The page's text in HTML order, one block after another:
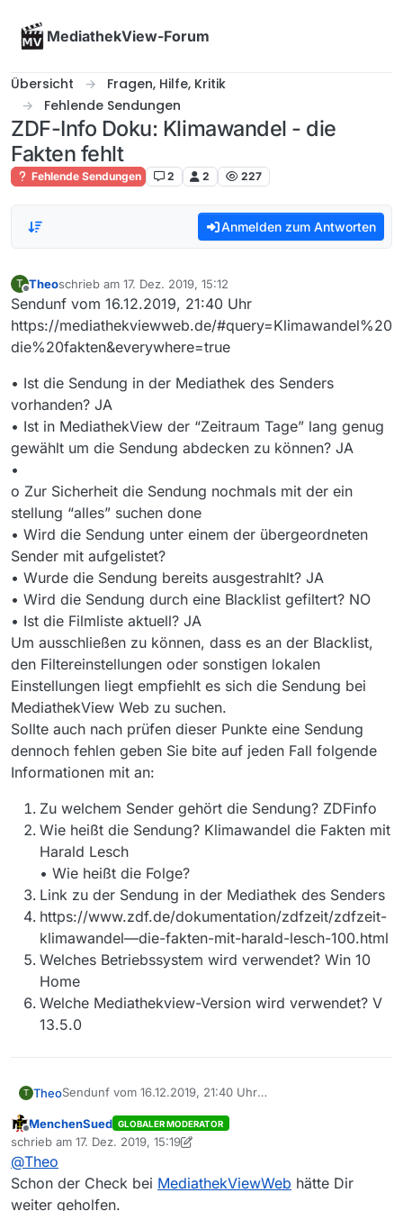
MediathekView-Forum
Übersicht
Fragen, Hilfe, Kritik
Fehlende Sendungen
ZDF-Info Doku: Klimawandel - die
Fakten fehlt
Fehlende Sendungen 2 2 227
Anmelden zum Antworten
T
Offline
Theoschrieb am 17. Dez. 2019, 15:12
zuletzt editiert von
Sendunf vom 16.12.2019, 21:40 Uhr
https://mediathekviewweb.de/#query=Klimawandel%20
die%20fakten&everywhere=true
• Ist die Sendung in der Mediathek des Senders
vorhanden? JA
• Ist in MediathekView der “Zeitraum Tage” lang genug
gewählt um die Sendung abdecken zu können? JA
•
o Zur Sicherheit die Sendung nochmals mit der ein
stellung “alles” suchen done
• Wird die Sendung unter einem der übergeordneten
Sender mit aufgelistet?
• Wurde die Sendung bereits ausgestrahlt? JA
• Wird die Sendung durch eine Blacklist gefiltert? NO
• Ist die Filmliste aktuell? JA
Um ausschließen zu können, dass es an der Blacklist,
den Filtereinstellungen oder sonstigen lokalen
Einstellungen liegt empfiehlt es sich die Sendung bei
MediathekView Web zu suchen.
Sollte auch nach prüfen dieser Punkte eine Sendung
dennoch fehlen geben Sie bite auf jeden Fall folgende
Informationen mit an:
Zu welchem Sender gehört die Sendung? ZDFinfo
Wie heißt die Sendung? Klimawandel die Fakten mit
Harald Lesch
• Wie heißt die Folge?
Link zu der Sendung in der Mediathek des Senders
https://www.zdf.de/dokumentation/zdfzeit/zdfzeit-
klimawandel—die-fakten-mit-harald-lesch-100.html
Welches Betriebssystem wird verwendet? Win 10
Home
Welche Mediathekview-Version wird verwendet? V
13.5.0
T TheoSendunf vom 16.12.2019, 21:40 Uhr
ie%20fakten&everywhere=true
• Ist die Sendung in der Mediathek des Senders
vorhanden? JA
gewählt um die Sendung abdecken zu können? JA
Wie heißt die Sendung? Klimawandel die Fakten mit
Harald Lesch
Offline
MenchenSued GLOBALER MODERATOR
schrieb am 17. Dez. 2019, 15:19
zuletzt editiert von MenchenSued
@Theo
Schon der Check bei MediathekViewWeb hätte Dir
weiter geholfen.